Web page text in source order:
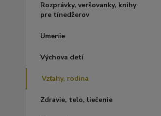
Rozprávky, veršovanky, knihy
pre tínedžerov
Umenie
Výchova detí
Vzťahy, rodina
Zdravie, telo, liečenie